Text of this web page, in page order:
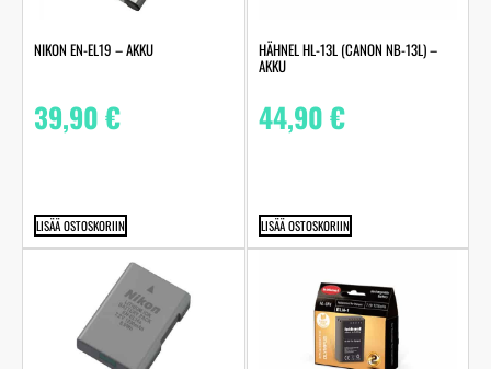
NIKON EN-EL19 – AKKU
39,90€
LISÄÄ OSTOSKORIIN
HÄHNEL HL-13L (CANON NB-13L) –
AKKU
44,90€
LISÄÄ OSTOSKORIIN